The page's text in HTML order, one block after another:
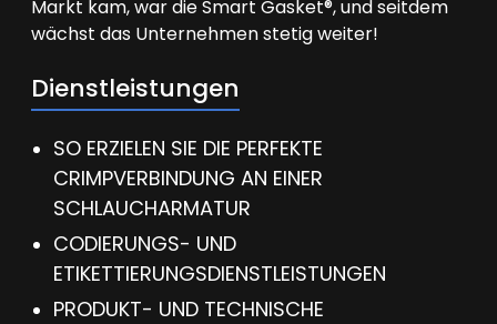
Markt kam, war die Smart Gasket®, und seitdem
wächst das Unternehmen stetig weiter!
Dienstleistungen
SO ERZIELEN SIE DIE PERFEKTE
CRIMPVERBINDUNG AN EINER
SCHLAUCHARMATUR
CODIERUNGS- UND
ETIKETTIERUNGSDIENSTLEISTUNGEN
PRODUKT- UND TECHNISCHE